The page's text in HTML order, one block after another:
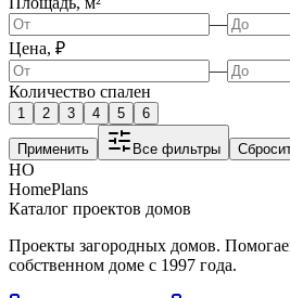
—
Цена, ₽
—
Количество спален
1 2 3 4 5 6
Применить Все фильтры
HO
HomePlans
Каталог проектов домов
Проекты загородных домов.
собственном доме с 1997 года.